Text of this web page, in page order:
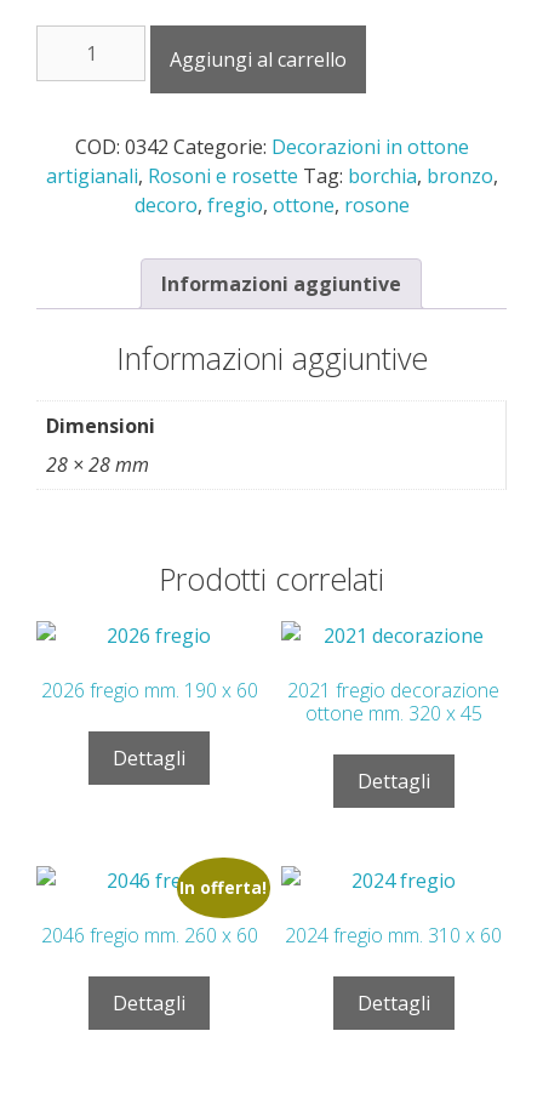
decorazione
quantità
Aggiungi al carrello
COD: 0342 Categorie: Decorazioni in ottone
artigianali, Rosoni e rosette Tag: borchia, bronzo,
decoro, fregio, ottone, rosone
Informazioni aggiuntive
Informazioni aggiuntive
Dimensioni
28 × 28 mm
Prodotti correlati
2026 fregio mm. 190 x 60
Dettagli
2021 fregio decorazione
ottone mm. 320 x 45
Dettagli
In offerta!
2046 fregio mm. 260 x 60
Dettagli
2024 fregio mm. 310 x 60
Dettagli